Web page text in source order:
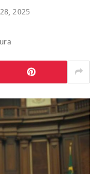
2025